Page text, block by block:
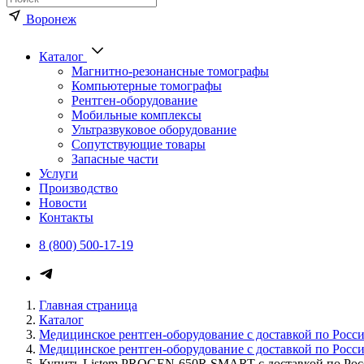
Воронеж
Каталог
Магнитно-резонансные томографы
Компьютерные томографы
Рентген-оборудование
Мобильные комплексы
Ультразвуковое оборудование
Сопутствующие товары
Запасные части
Услуги
Производство
Новости
Контакты
8 (800) 500-17-19
Каталог медицинского
Главная страница
Каталог
Медицинское рентген-оборудование с доставкой по
Медицинское рентген-оборудование с доставкой по